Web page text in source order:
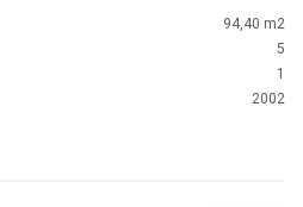
94,40 m2
5
1
2002